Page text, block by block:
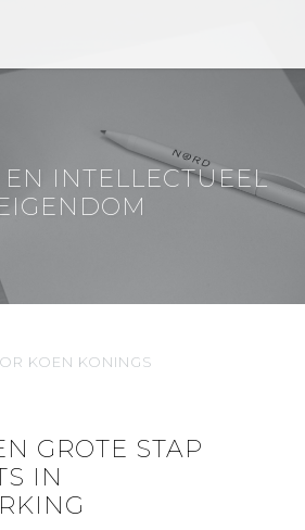
EN INTELLECTUEEL
KOEN KONINGS
GROTE STAP
IN